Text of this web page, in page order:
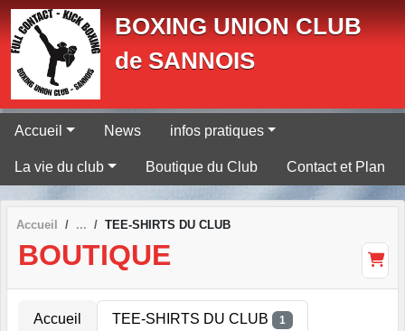
BOXING UNION CLUB
de SANNOIS
Accueil News infos pratiques
La vie du club Boutique du Club Contact et Plan
Accueil TEE-SHIRTS DU CLUB
BOUTIQUE
Accueil TEE-SHIRTS DU CLUB 1
Panneau de gestion des cookies